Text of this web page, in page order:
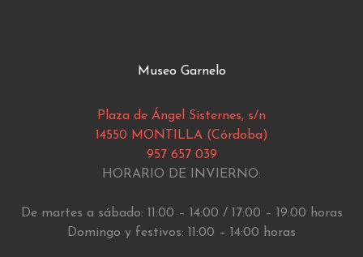
Museo Garnelo
Plaza de Ángel Sisternes, s/n
14550 MONTILLA (Córdoba)
957 657 039
HORARIO DE INVIERNO:
De martes a sábado: 11:00 – 14:00 / 17:00 – 19:00 horas
Domingo y festivos: 11:00 – 14:00 horas